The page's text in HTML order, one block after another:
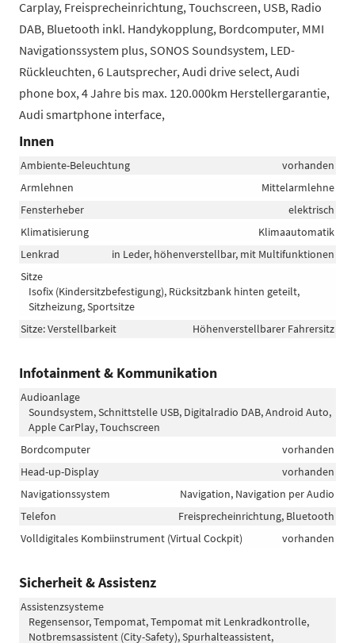
Carplay, Freisprecheinrichtung, Touchscreen, USB, Radio
DAB, Bluetooth inkl. Handykopplung, Bordcomputer, MMI
Navigationssystem plus, SONOS Soundsystem, LED-
Rückleuchten, 6 Lautsprecher, Audi drive select, Audi
phone box, 4 Jahre bis max. 120.000km Herstellergarantie,
Audi smartphone interface,
Innen
Ambiente-Beleuchtung
vorhanden
Armlehnen
Mittelarmlehne
Fensterheber
elektrisch
Klimatisierung
Klimaautomatik
Lenkrad
in Leder, höhenverstellbar, mit Multifunktionen
Sitze
Isofix (Kindersitzbefestigung), Rücksitzbank hinten geteilt,
Sitzheizung, Sportsitze
Sitze: Verstellbarkeit
Höhenverstellbarer Fahrersitz
Infotainment & Kommunikation
Audioanlage
Soundsystem, Schnittstelle USB, Digitalradio DAB, Android Auto,
Apple CarPlay, Touchscreen
Bordcomputer
vorhanden
Head-up-Display
vorhanden
Navigationssystem
Navigation, Navigation per Audio
Telefon
Freisprecheinrichtung, Bluetooth
Volldigitales Kombiinstrument (Virtual Cockpit)
vorhanden
Sicherheit & Assistenz
Assistenzsysteme
Regensensor, Tempomat, Tempomat mit Lenkradkontrolle,
Notbremsassistent (City-Safety), Spurhalteassistent,